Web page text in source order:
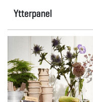
Ytterpanel